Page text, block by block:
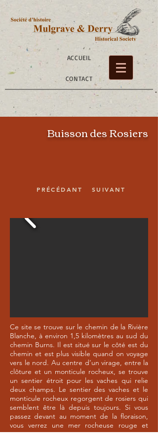
ACCUEIL
CONTACT
Buisson des Rosiers
PRÉCÉDANT SUIVANT
Ce site se trouve sur le chemin de la Rivière
Blanche, à environ 1,5 kilomètres au sud du
chemin Burns. Il est situé sur le côté est du
chemin et est plus visible quand on voyage
vers le nord. Au centre d’un virage, entre la
clôture et un monticule rocheux, se trouve
un sentier étroit pour les vaches qui relie
deux champs. Le sentier des vaches et le
monticule rocheux regorgent de rosiers qui
semblent être là depuis toujours. Si vous
passez devant au moment de la floraison,
vous verrez une mer rocheuse rouge et
verte.